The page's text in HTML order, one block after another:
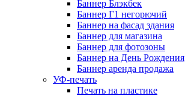
Баннер Блэкбек
Баннер Г1 негорючий
Баннер на фасад здания
Баннер для магазина
Баннер для фотозоны
Баннер на День Рождения
Баннер аренда продажа
УФ-печать
Печать на пластике